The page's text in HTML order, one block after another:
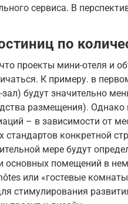
сервиса. В
по
проекты мини-отеля и
К примеру. в
будут значительно
размещения).
– в зависимости от
стандартов конкретной
мере будут
основных помещений в
или «гостевые
стимулирования